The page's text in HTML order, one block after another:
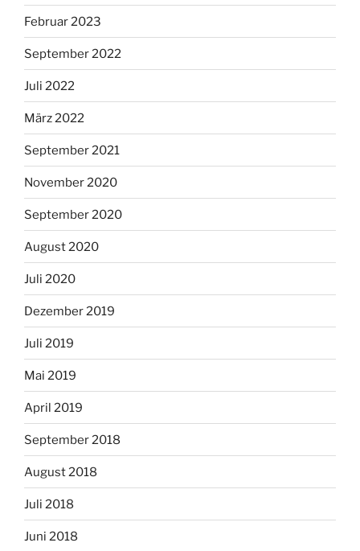
Februar 2023
September 2022
Juli 2022
März 2022
September 2021
November 2020
September 2020
August 2020
Juli 2020
Dezember 2019
Juli 2019
Mai 2019
April 2019
September 2018
August 2018
Juli 2018
Juni 2018